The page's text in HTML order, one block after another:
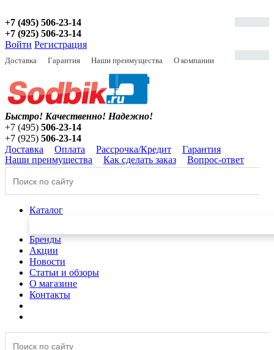
+7 (495) 506-23-14
+7 (925) 506-23-14
Войти Регистрация
Доставка Гарантия Наши преимущества О компании
Быстро! Качественно! Надежно!
+7 (495) 506-23-14
+7 (925) 506-23-14
Доставка
Оплата Рассрочка/Кредит
Гарантия
Наши преимущества
Как сделать заказ Вопрос-ответ
Каталог
Бренды
Акции
Новости
Статьи и обзоры
О магазине
Контакты